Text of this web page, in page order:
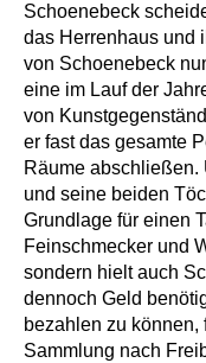
Schoenebeck
das Herrenhaus und
von Schoenebeck
eine im Lauf der
von
er fast das gesamte
Räume abschließen.
und seine beiden
Grundlage für einen
Feinschmecker und
sondern hielt auch
dennoch Geld
bezahlen zu können,
Sammlung nach